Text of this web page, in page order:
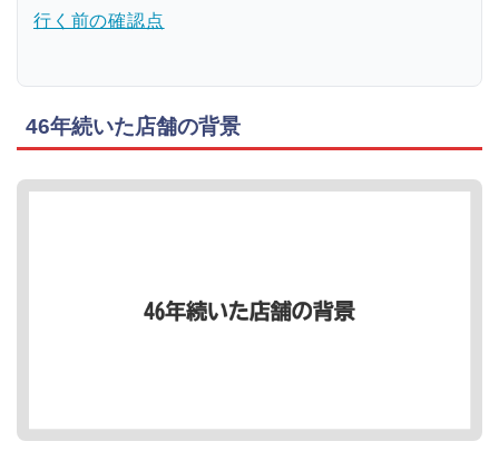
行く前の確認点
46年続いた店舗の背景